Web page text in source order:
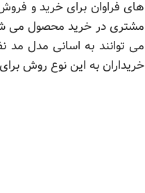
های فراوان برای خرید و
مشتری در خرید محصول می
می توانند به اسانی مدل مد
خریداران به این نوع روش